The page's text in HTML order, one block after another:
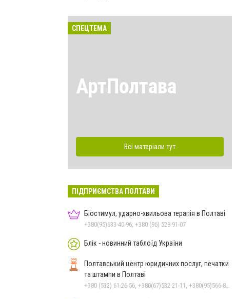
СПЕЦТЕМА
АртПолтава
Всі матеріали тут
ПІДПРИЄМСТВА ПОЛТАВИ
Біостимул, ударно-хвильова терапія в Полтаві
+380(95)633-40-96, +380 (96) 528-91-07
Блік - новинний таблоїд України
Полтавський центр юридичних послуг, печатки
та штампи в Полтаві